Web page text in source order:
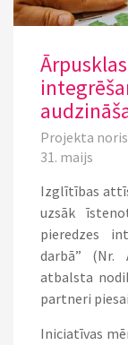
Projekta
31. maijs
Izglītības
uzsāk
pieredzes
darbā” (Nr.
atbalsta
partneri
Iniciatīvas